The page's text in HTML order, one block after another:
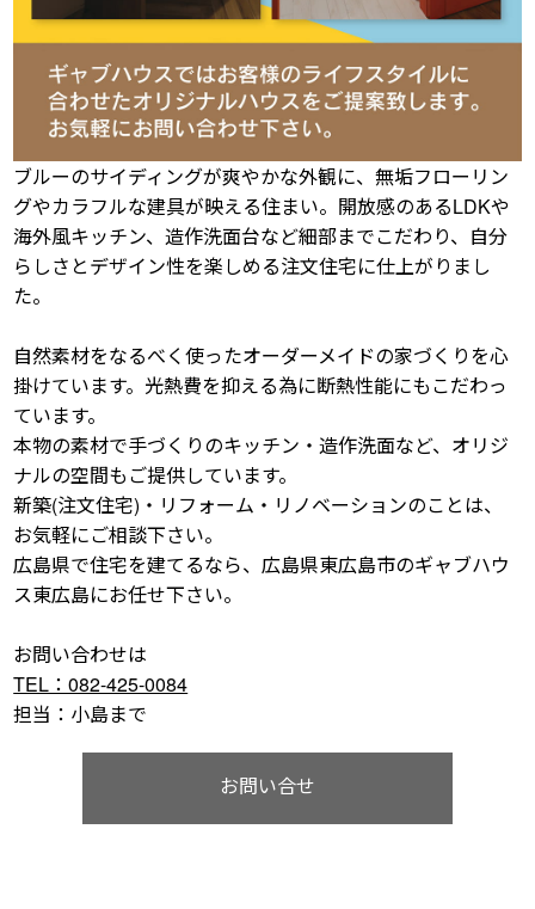
ブルーのサイディングが爽やかな外観に、無垢フローリン
グやカラフルな建具が映える住まい。開放感のあるLDKや
海外風キッチン、造作洗面台など細部までこだわり、自分
らしさとデザイン性を楽しめる注文住宅に仕上がりまし
た。
自然素材をなるべく使ったオーダーメイドの家づくりを心
掛けています。光熱費を抑える為に断熱性能にもこだわっ
ています。
本物の素材で手づくりのキッチン・造作洗面など、オリジ
ナルの空間もご提供しています。
新築(注文住宅)・リフォーム・リノベーションのことは、
お気軽にご相談下さい。
広島県で住宅を建てるなら、広島県東広島市のギャブハウ
ス東広島にお任せ下さい。
お問い合わせは
TEL：082-425-0084
担当：小島まで
お問い合せ